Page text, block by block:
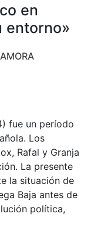
en
entorno»
fue un período
Los
Rafal y Granja
La presente
la situación de
Baja antes de
política,